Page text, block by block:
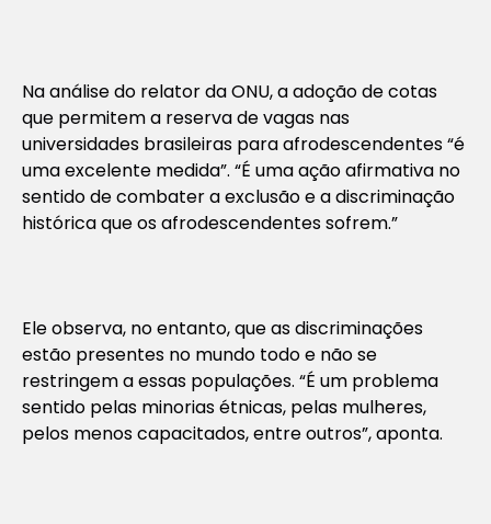
Na análise do relator da ONU, a adoção de cotas
que permitem a reserva de vagas nas
universidades brasileiras para afrodescendentes “é
uma excelente medida”. “É uma ação afirmativa no
sentido de combater a exclusão e a discriminação
histórica que os afrodescendentes sofrem.”
Ele observa, no entanto, que as discriminações
estão presentes no mundo todo e não se
restringem a essas populações. “É um problema
sentido pelas minorias étnicas, pelas mulheres,
pelos menos capacitados, entre outros”, aponta.